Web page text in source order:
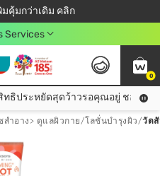
มคุ้มกว่าเดิม คลิก
ลดเพิ่มจุก ๆ 10%! 🎉
มื่อชอป 499฿
คลับดียังไง?
Services
0
มีบัตรสมาชิกวัตสัน คลับรึยัง? สิทธิประหยัดสุดว้าวรอคุณอยู่ ชอปคุ้มกว่าเดิม คลิก!
ธิประหยัดสุดว้าวรอคุณอยู่ ชอปคุ้มก
สำอาง> ดูแลผิวกาย/โลชั่นบำรุงผิว/วัต